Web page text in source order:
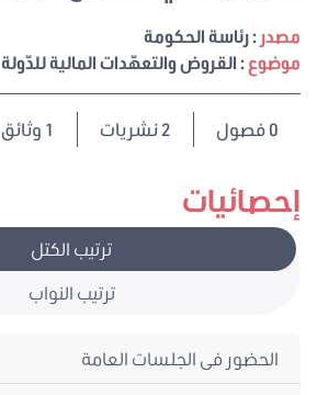
إحصائيات
ترتيب الكتل
ترتيب النواب
مصدر : رئاسة الحكومة
موضوع: القروض والتعهّدات المالية للدّولة
0فصول 2 نشريات 1 وثائق